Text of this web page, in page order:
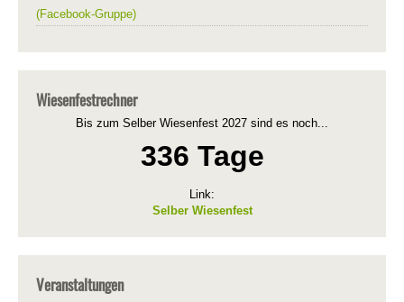
(Facebook-Gruppe)
Wiesenfestrechner
Bis zum Selber Wiesenfest 2027 sind es noch...
336 Tage
Link:
Selber Wiesenfest
Veranstaltungen